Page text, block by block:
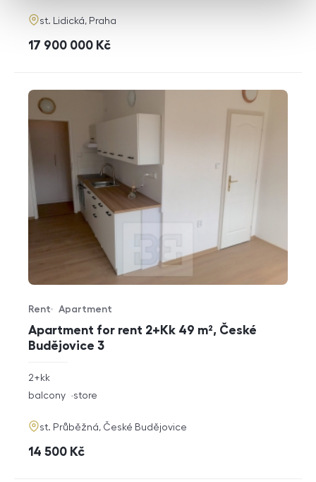
adresa
st. Lidická, Praha
cena
17 900 000 Kč
Apartment for rent 2+Kk 49 m², České
Budějovice 3
Offer type
Rent
Property type
Apartment
rozměry
2+kk
funkce
balcony store
adresa
st. Průběžná, České Budějovice
cena
14 500 Kč